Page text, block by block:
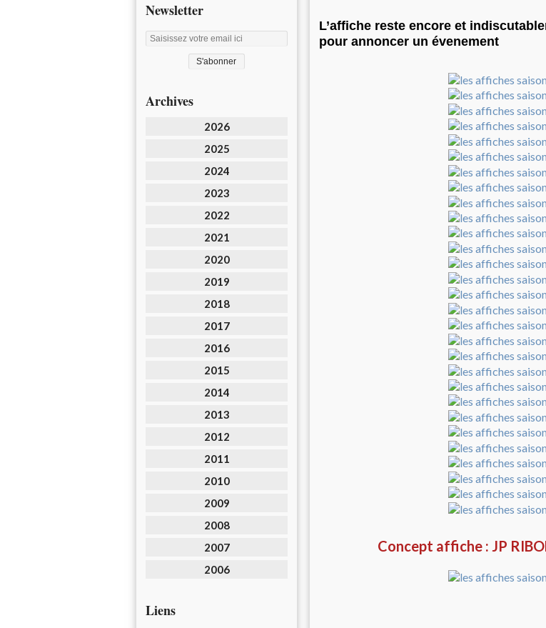
Newsletter
Archives
2026
2025
2024
2023
2022
2021
2020
2019
2018
2017
2016
2015
2014
2013
2012
2011
2010
2009
2008
2007
2006
Liens
L’affiche reste encore et
pour annoncer un évenement
Concept affiche : JP